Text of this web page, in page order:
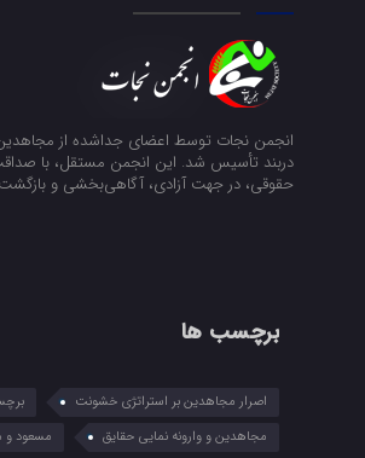
انجمن نجات توسط اعضای جداشده از مجاهدین
دربند تأسیس شد. این انجمن مستقل، با
حقوقی، در جهت آزادی، آگاهی‌بخشی و
برچسب ها
اصرار مجاهدین بر استراتژی خشونت
مجاهدین و وارونه نمایی حقایق
مسعود و